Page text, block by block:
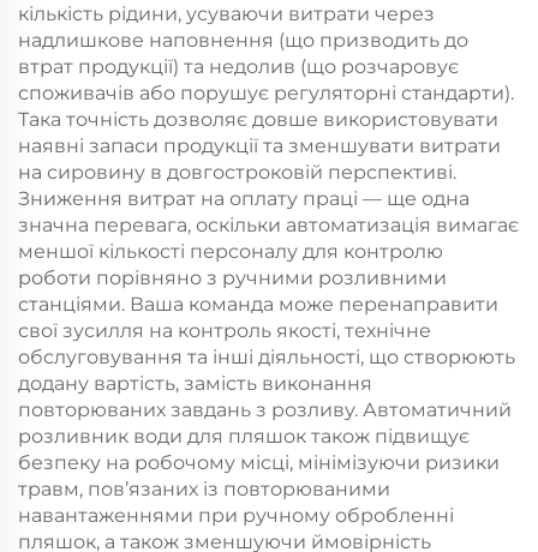
кількість рідини, усуваючи витрати через
надлишкове наповнення (що призводить до
втрат продукції) та недолив (що розчаровує
споживачів або порушує регуляторні стандарти).
Така точність дозволяє довше використовувати
наявні запаси продукції та зменшувати витрати
на сировину в довгостроковій перспективі.
Зниження витрат на оплату праці — ще одна
значна перевага, оскільки автоматизація вимагає
меншої кількості персоналу для контролю
роботи порівняно з ручними розливними
станціями. Ваша команда може перенаправити
свої зусилля на контроль якості, технічне
обслуговування та інші діяльності, що створюють
додану вартість, замість виконання
повторюваних завдань з розливу. Автоматичний
розливник води для пляшок також підвищує
безпеку на робочому місці, мінімізуючи ризики
травм, пов’язаних із повторюваними
навантаженнями при ручному обробленні
пляшок, а також зменшуючи ймовірність